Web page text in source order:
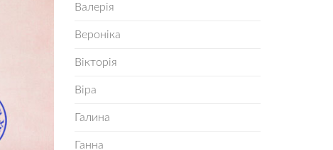
Валерія
Вероніка
Вікторія
Віра
Галина
Ганна